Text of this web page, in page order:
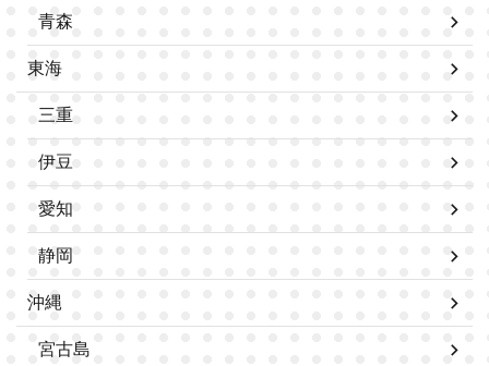
青森
東海
三重
伊豆
愛知
静岡
沖縄
宮古島